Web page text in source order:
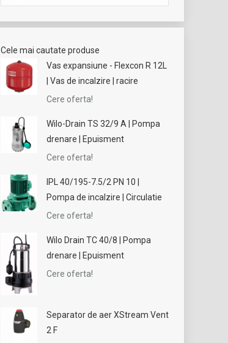
Cele mai cautate produse
Vas expansiune - Flexcon R 12L
| Vas de incalzire | racire
Cere oferta!
Wilo-Drain TS 32/9 A | Pompa
drenare | Epuisment
Cere oferta!
IPL 40/195-7.5/2 PN 10 |
Pompa de incalzire | Circulatie
Cere oferta!
Wilo Drain TC 40/8 | Pompa
drenare | Epuisment
Cere oferta!
Separator de aer XStream Vent
2 F